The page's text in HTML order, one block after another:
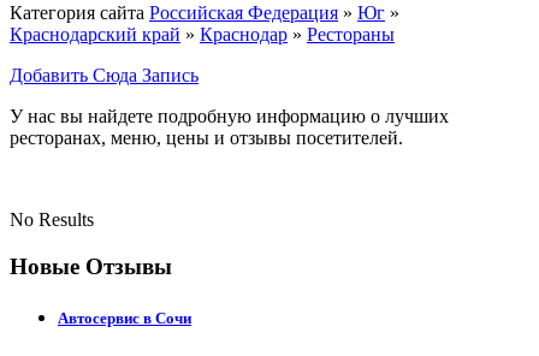
Категория сайта Российская Федерация » Юг »
Краснодарский край » Краснодар » Рестораны
Добавить Сюда Запись
У нас вы найдете подробную информацию о лучших
ресторанах, меню, цены и отзывы посетителей.
No Results
Новые Отзывы
Автосервис в Сочи